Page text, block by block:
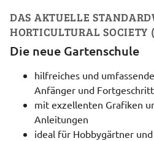
DAS AKTUELLE
HORTICULTURAL SOCIETY
Die neue Gartenschule
hilfreiches und
Anfänger und
mit exzellenten Grafiken
Anleitungen
ideal für Hobbygärtner